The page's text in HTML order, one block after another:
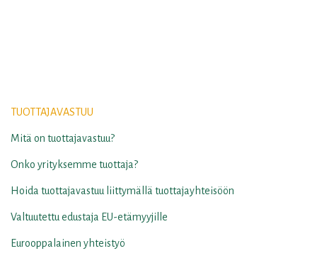
TUOTTAJAVASTUU
Mitä on tuottajavastuu?
Onko yrityksemme tuottaja?
Hoida tuottajavastuu liittymällä tuottajayhteisöön
Valtuutettu edustaja EU-etämyyjille
Eurooppalainen yhteistyö